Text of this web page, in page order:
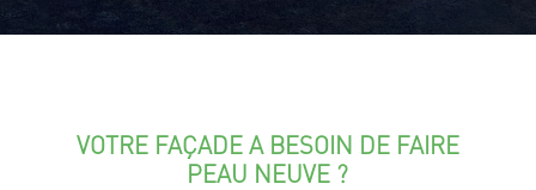
VOTRE FAÇADE A BESOIN DE FAIRE
PEAU NEUVE ?